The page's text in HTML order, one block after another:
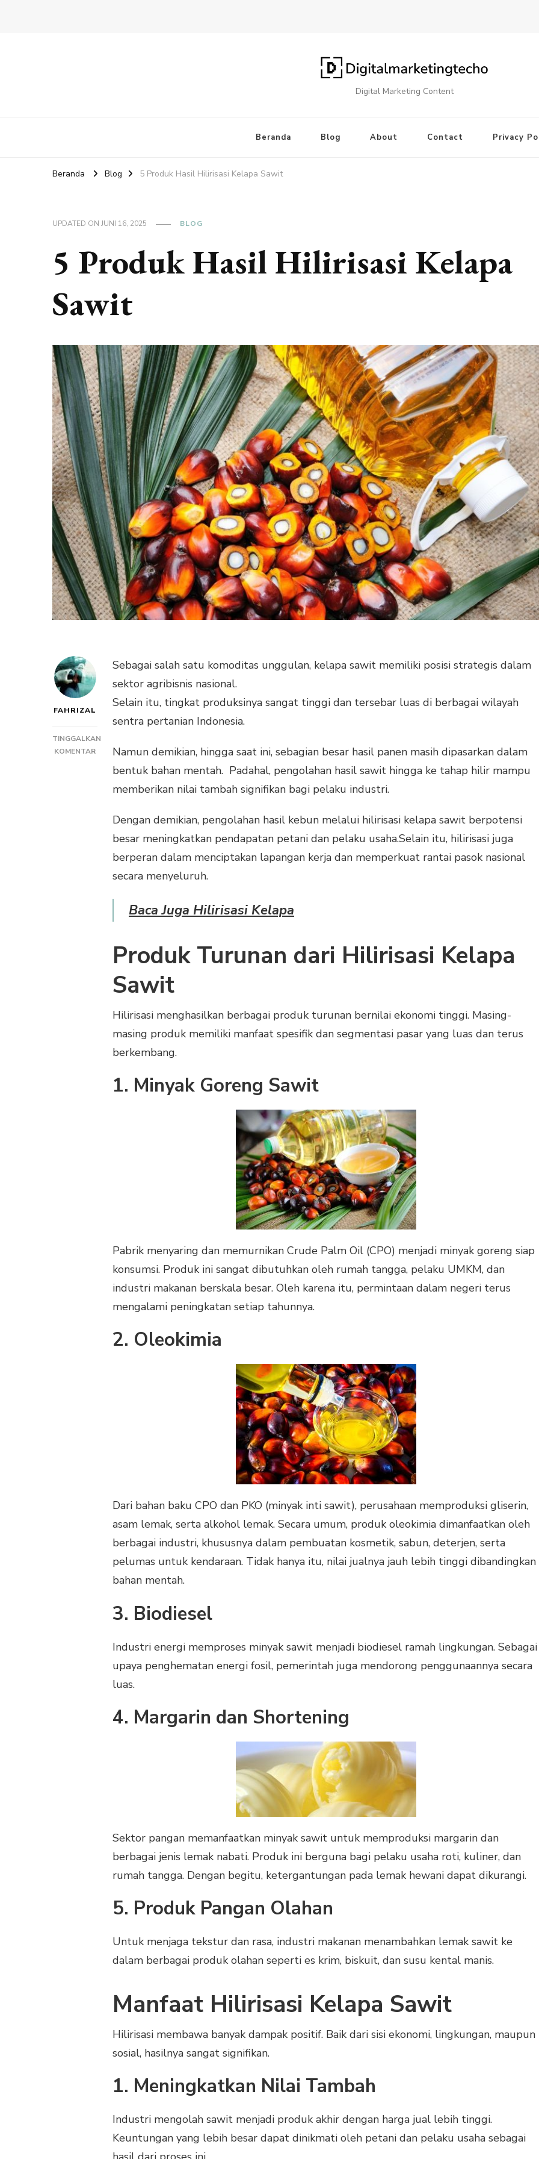
Digital Marketing Content
Beranda Blog About Contact Privacy
Beranda Blog 5 Produk Hasil Hilirisasi Kelapa Sawit
UPDATED ON JUNI 16, 2025 BLOG
5 Produk Hasil Hilirisasi Kelapa
Sawit
FAHRIZAL
TINGGALKAN
KOMENTARPADA
PRODUK
HASIL
KELAPA
SAWIT
Sebagai salah satu komoditas unggulan, kelapa sawit memiliki posisi strategis dalam
sektor agribisnis nasional.
Selain itu, tingkat produksinya sangat tinggi dan tersebar luas di berbagai wilayah
sentra pertanian Indonesia.
Namun demikian, hingga saat ini, sebagian besar hasil panen masih dipasarkan dalam
bentuk bahan mentah. Padahal, pengolahan hasil sawit hingga ke tahap hilir mampu
memberikan nilai tambah signifikan bagi pelaku industri.
Dengan demikian, pengolahan hasil kebun melalui hilirisasi kelapa sawit berpotensi
besar meningkatkan pendapatan petani dan pelaku usaha.Selain itu, hilirisasi juga
berperan dalam menciptakan lapangan kerja dan memperkuat rantai pasok nasional
secara menyeluruh.
Baca Juga Hilirisasi Kelapa
Produk Turunan dari Hilirisasi Kelapa
Sawit
Hilirisasi menghasilkan berbagai produk turunan bernilai ekonomi tinggi. Masing-
masing produk memiliki manfaat spesifik dan segmentasi pasar yang luas dan terus
berkembang.
1. Minyak Goreng Sawit
Pabrik menyaring dan memurnikan Crude Palm Oil (CPO) menjadi minyak goreng siap
konsumsi. Produk ini sangat dibutuhkan oleh rumah tangga, pelaku UMKM, dan
industri makanan berskala besar. Oleh karena itu, permintaan dalam negeri terus
mengalami peningkatan setiap tahunnya.
2. Oleokimia
Dari bahan baku CPO dan PKO (minyak inti sawit), perusahaan memproduksi gliserin,
asam lemak, serta alkohol lemak. Secara umum, produk oleokimia dimanfaatkan oleh
berbagai industri, khususnya dalam pembuatan kosmetik, sabun, deterjen, serta
pelumas untuk kendaraan. Tidak hanya itu, nilai jualnya jauh lebih tinggi dibandingkan
bahan mentah.
3. Biodiesel
Industri energi memproses minyak sawit menjadi biodiesel ramah lingkungan. Sebagai
upaya penghematan energi fosil, pemerintah juga mendorong penggunaannya secara
luas.
4. Margarin dan Shortening
Sektor pangan memanfaatkan minyak sawit untuk memproduksi margarin dan
berbagai jenis lemak nabati. Produk ini berguna bagi pelaku usaha roti, kuliner, dan
rumah tangga. Dengan begitu, ketergantungan pada lemak hewani dapat dikurangi.
5. Produk Pangan Olahan
Untuk menjaga tekstur dan rasa, industri makanan menambahkan lemak sawit ke
dalam berbagai produk olahan seperti es krim, biskuit, dan susu kental manis.
Manfaat Hilirisasi Kelapa Sawit
Hilirisasi membawa banyak dampak positif. Baik dari sisi ekonomi, lingkungan, maupun
sosial, hasilnya sangat signifikan.
1. Meningkatkan Nilai Tambah
Industri mengolah sawit menjadi produk akhir dengan harga jual lebih tinggi.
Keuntungan yang lebih besar dapat dinikmati oleh petani dan pelaku usaha sebagai